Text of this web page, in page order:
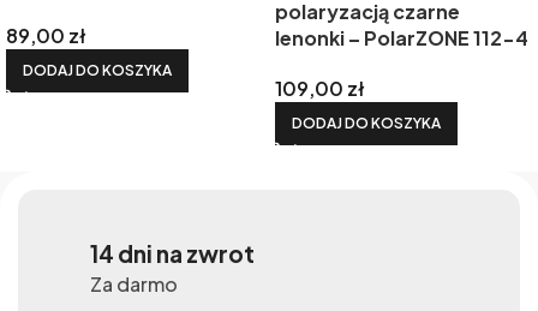
89,00 zł
DODAJ DO KOSZYKA
polaryzacją czarne
lenonki – PolarZONE 112-4
109,00 zł
DODAJ DO KOSZYKA
14 dni na zwrot
Za darmo